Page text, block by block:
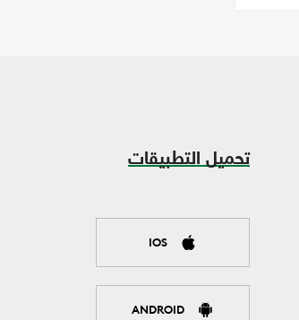
تحميل التطبيقات
IOS
ANDROID